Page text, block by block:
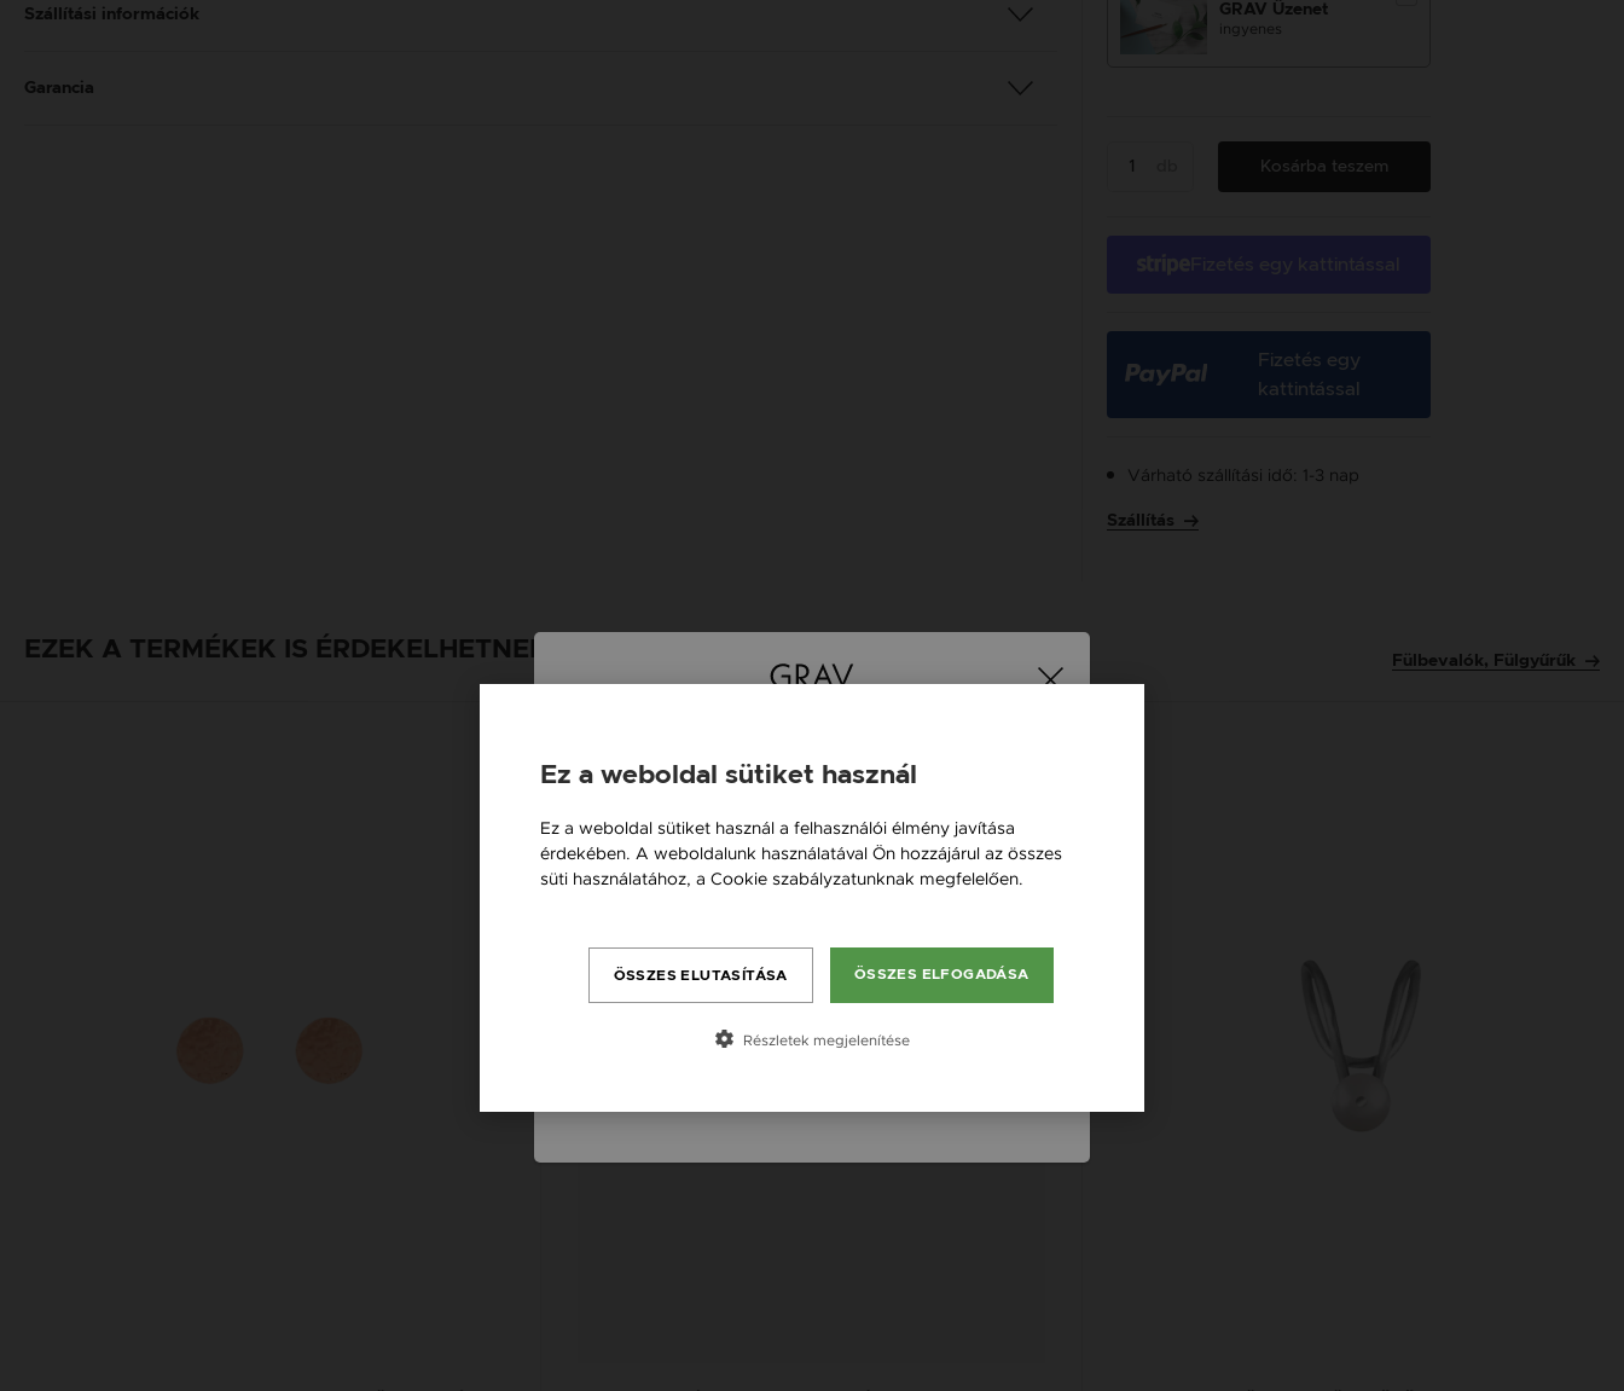
Szállítási információk
Garancia
GRAV Üzenet
ingyenes
Kosárba teszem
Fizetés egy
kattintással
Várható szállítási idő: 1-3 nap
Szállítás
EZEK A TERMÉKEK IS ÉRDEKELHETNEK Fülbevalók, Fülgyűrűk
Österreich / AT
România / RO
Slovensko / SK
Ez a weboldal sütiket használ
Ez a weboldal sütiket használ a felhasználói élmény javítása
érdekében. A weboldalunk használatával Ön hozzájárul az összes
süti használatához, a Cookie szabályzatunknak megfelelően.
ÖSSZES ELFOGADÁSA
ÖSSZES ELUTASÍTÁSA
Részletek megjelenítése